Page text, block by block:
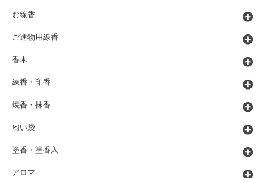
お線香
ご進物用線香
香木
練香・印香
焼香・抹香
匂い袋
塗香・塗香入
アロマ